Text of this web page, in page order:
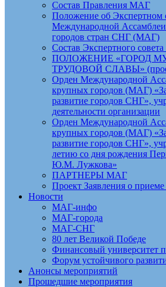
Состав Правления МАГ
Положение об Экспертном
Международной
городов стран СНГ (МАГ)
Состав Экспертного
ПОЛОЖЕНИЕ «ГОРОД
ТРУДОВОЙ СЛАВЫ»
Орден Международной
крупных городов (МАГ)
развитие городов СНГ»,
деятельности организации
Орден Международной
крупных городов (МАГ)
развитие городов СНГ»,
летию со дня рождения
Ю.М. Лужкова»
ПАРТНЕРЫ МАГ
Проект Заявления о
Новости
МАГ-инфо
МАГ-города
МАГ-СНГ
80 лет Великой Победе
Финансовый университет
Форум устойчивого
Анонсы мероприятий
Прошедшие мероприятия